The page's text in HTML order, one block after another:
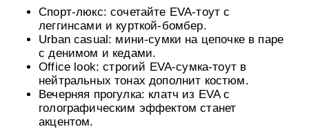
Спорт-люкс: сочетайте EVA-тоут с
леггинсами и курткой-бомбер.
Urban casual: мини-сумки на цепочке в паре
с денимом и кедами.
Office look: строгий EVA-сумка-тоут в
нейтральных тонах дополнит костюм.
Вечерняя прогулка: клатч из EVA с
голографическим эффектом станет
акцентом.